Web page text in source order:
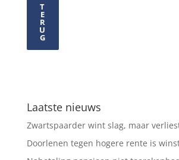
T
E
R
U
G
Laatste nieuws
Zwartspaarder wint slag, maar
Doorlenen tegen hogere rente is